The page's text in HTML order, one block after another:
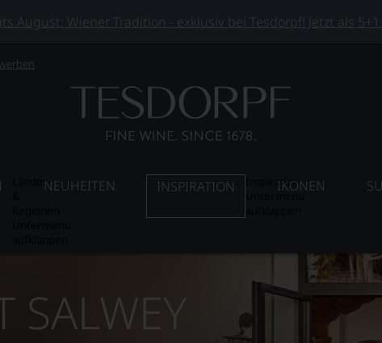
August: Wiener Tradition - exklusiv bei Tesdorpf! Jetzt als 5+1
LänderNEUHEITEN INSPIRATION
InspirationIKONEN
SALWEY